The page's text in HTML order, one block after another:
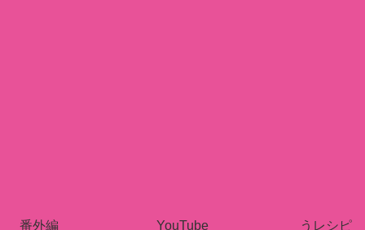
番外編 YouTube うレシピ